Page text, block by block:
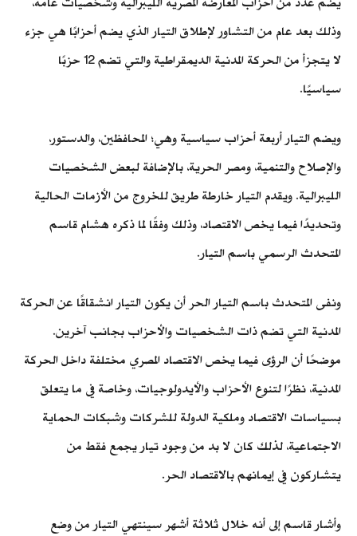
وذلك بعد عام من التشاور لإطلاق التيار الذي يضم أحزابًا هي جزء
لا يتجزأ من الحركة المدنية الديمقراطية والتي تضم 12 حزبًا
سياسيًا.
ويضم التيار أربعة أحزاب سياسية وهي؛ المحافظين، والدستور،
والإصلاح والتنمية، ومصر الحرية، بالإضافة لبعض الشخصيات
الليبرالية. ويقدم التيار خارطة طريق للخروج من الأزمات الحالية
وتحديدًا فيما يخص الاقتصاد، وذلك وفقًا لما ذكره هشام قاسم
المتحدث الرسمي باسم التيار.
ونفى المتحدث باسم التيار الحر أن يكون التيار انشقاقًا عن الحركة
المدنية التي تضم ذات الشخصيات والأحزاب بجانب آخرين.
موضحًا أن الرؤى فيما يخص الاقتصاد المصري مختلفة داخل الحركة
المدنية، نظرًا لتنوع الأحزاب والأيدولوجيات، وخاصة في ما يتعلق
بسياسات الاقتصاد وملكية الدولة للشركات وشبكات الحماية
الاجتماعية، لذلك كان لا بد من وجود تيار يجمع فقط من
يتشاركون في إيمانهم بالاقتصاد الحر.
وأشار قاسم إلى أنه خلال ثلاثة أشهر سينتهي التيار من وضع